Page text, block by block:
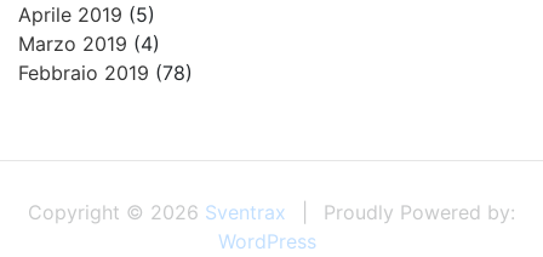
Aprile 2019 (5)
Marzo 2019 (4)
Febbraio 2019 (78)
Copyright © 2026 Sventrax
Proudly Powered by:
WordPress